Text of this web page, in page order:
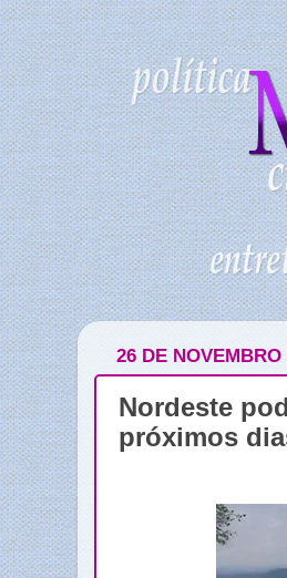
26 DE NOVEMBRO
Nordeste
próximos